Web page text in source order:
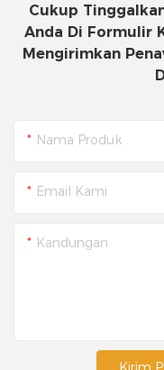
Cukup
Anda Di Formulir
Mengirimkan
Nama Produk
Email Kami
Kandungan